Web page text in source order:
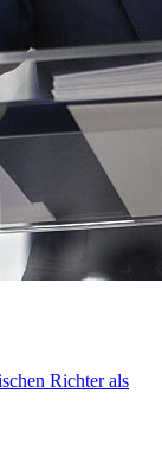
Richter als